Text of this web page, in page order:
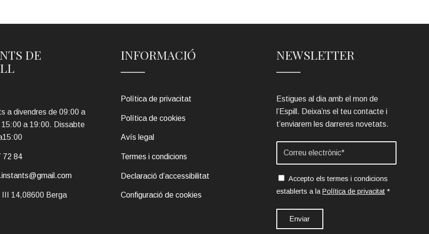
DE
a divendres de 09:00 a
15:00 a 19:00. Dissabte
72 84
III 14,08600 Berga
INFORMACIÓ
Política de privacitat
Política de cookies
Avís legal
Termes i condicions
Declaració d’accessibilitat
Configuració de cookies
NEWSLETTER
Estigues al dia amb el mon de
l’Espill. Deixa’ns el teu contacte i
t’enviarem les darreres novetats.
Accepto els termes i condicions
establerts a la Política de privacitat *